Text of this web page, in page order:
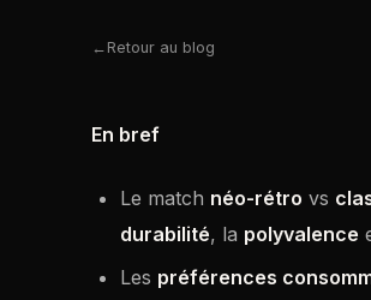
Retour au blog
En bref
Le match néo-rétro vs
durabilité, la polyvalence
Les préférences